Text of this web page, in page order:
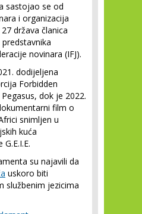
sastojao se od
i organizacija
država članica
novinara (IFJ).
dodijeljena
Forbidden
dok je 2022.
film o
snimljen u
kuća
su najavili da
uskoro biti
službenim jezicima